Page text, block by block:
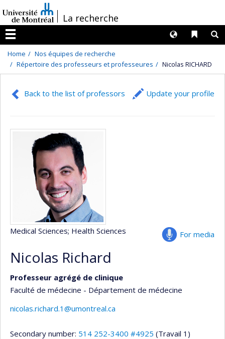
au
contenu
/La recherche
Menu
Liens
Langues
Home
Nos équipes de recherche
Répertoire des professeurs et professeures
Nicolas RICHARD
Back to the list of professors Update your profile
For media
Medical Sciences; Health Sciences
Nicolas Richard
Professeur agrégé de clinique
Faculté de médecine - Département de médecine
nicolas.richard.1@umontreal.ca
Secondary number: 514 252-3400 #4925 (Travail 1)